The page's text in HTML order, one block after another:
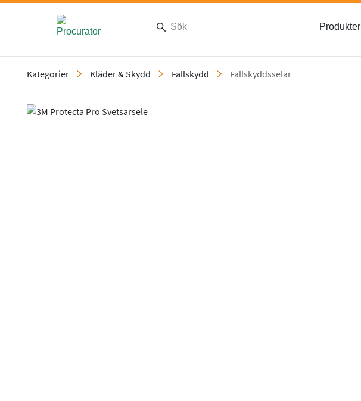
Produkter
Kategorier Kläder & Skydd Fallskydd Fallskyddsselar
Slide 1 of 3